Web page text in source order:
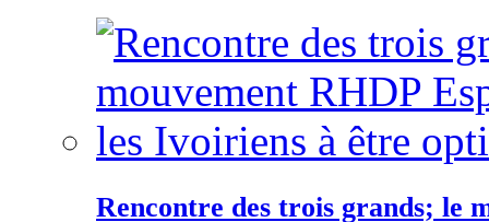
Rencontre des trois grands; le